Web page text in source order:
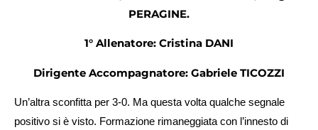
PERAGINE.
1° Allenatore: Cristina DANI
Dirigente Accompagnatore: Gabriele TICOZZI
Un’altra sconfitta per 3-0. Ma questa volta qualche segnale
positivo si è visto. Formazione rimaneggiata con l’innesto di